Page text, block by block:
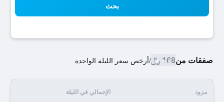
بحث
صفقات من168 ﷼ /أرخص سعر الليلة الواحدة
مزود الإجمالي في الليلة